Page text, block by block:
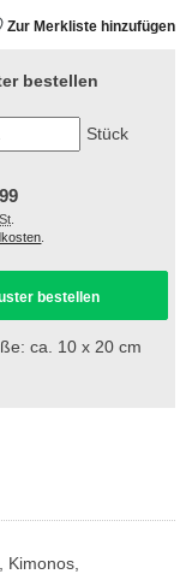
Zur Merkliste hinzufügen
bestellen
Stück
bestellen
ca. 10 x 20 cm
Kimonos,